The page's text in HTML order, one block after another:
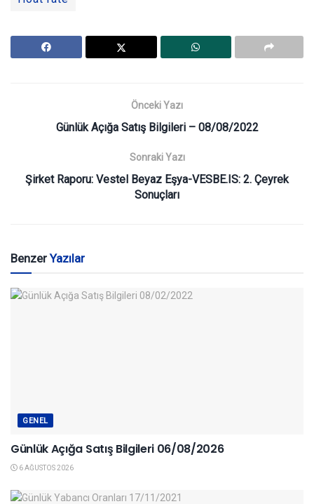
Önceki Yazı
Günlük Açığa Satış Bilgileri – 08/08/2022
Sonraki Yazı
Şirket Raporu: Vestel Beyaz Eşya-VESBE.IS: 2. Çeyrek
Sonuçları
BenzerYazılar
GENEL
Günlük Açığa Satış Bilgileri 06/08/2026
6 AĞUSTOS 2026